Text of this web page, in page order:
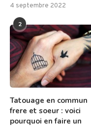
4 septembre 2022
2
Tatouage en commun
frere et soeur : voici
pourquoi en faire un